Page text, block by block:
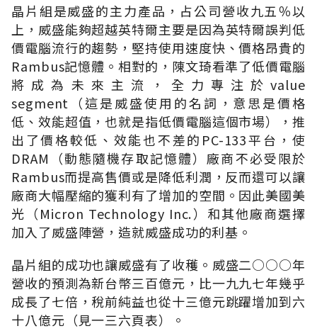
晶片組是威盛的主力產品，占公司營收九五％以
上，威盛能夠超越英特爾主要是因為英特爾誤判低
價電腦流行的趨勢，堅持使用速度快、價格昂貴的
Rambus記憶體。相對的，陳文琦看準了低價電腦
將成為未來主流，全力專注於value
segment（這是威盛使用的名詞，意思是價格
低、效能超值，也就是指低價電腦這個市場），推
出了價格較低、效能也不差的PC-133平台，使
DRAM（動態隨機存取記憶體）廠商不必受限於
Rambus而提高售價或是降低利潤，反而還可以讓
廠商大幅壓縮的獲利有了增加的空間。因此美國美
光（Micron Technology Inc.）和其他廠商選擇
加入了威盛陣營，造就威盛成功的利基。
晶片組的成功也讓威盛有了收穫。威盛二○○○年
營收的預測為新台幣三百億元，比一九九七年幾乎
成長了七倍，稅前純益也從十三億元跳躍增加到六
十八億元（見一三六頁表）。